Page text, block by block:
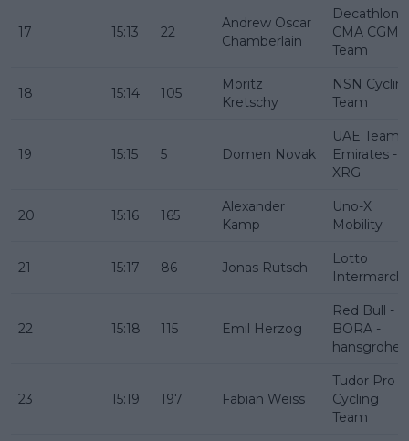
17 15:13 22
Andrew Oscar
Chamberlain
Decathlon
CMA CGM
Team
18 15:14 105
Moritz
Kretschy
NSN
Team
19 15:15 5 Domen Novak
UAE Team
Emirates -
XRG
20 15:16 165
Alexander
Kamp
Uno-X
Mobility
21 15:17 86 Jonas Rutsch
Lotto
22 15:18 115 Emil Herzog
Red Bull -
BORA -
hansgrohe
23 15:19 197 Fabian Weiss
Tudor Pro
Cycling
Team